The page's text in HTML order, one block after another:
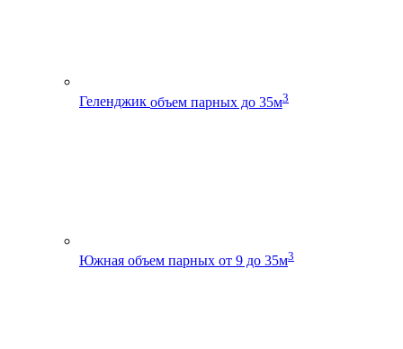
Геленджик объем парных до 35м3
Южная объем парных от 9 до 35м3